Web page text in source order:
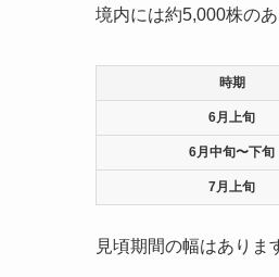
境内には約5,000株の
時期
6月上旬
6月中旬〜下旬
7月上旬
見頃期間の幅はありま